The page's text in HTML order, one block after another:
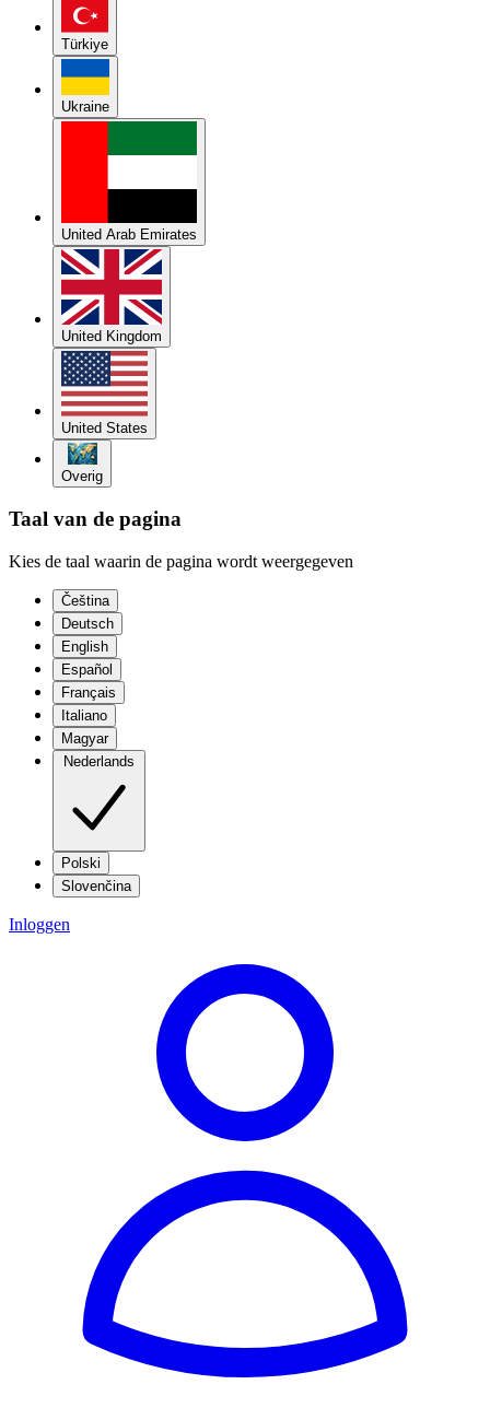
Türkiye
Ukraine
United Arab Emirates
United Kingdom
United States
Overig
Taal van de pagina
Kies de taal waarin de pagina wordt weergegeven
Čeština
Deutsch
English
Español
Français
Italiano
Magyar
Nederlands
Polski
Slovenčina
Inloggen